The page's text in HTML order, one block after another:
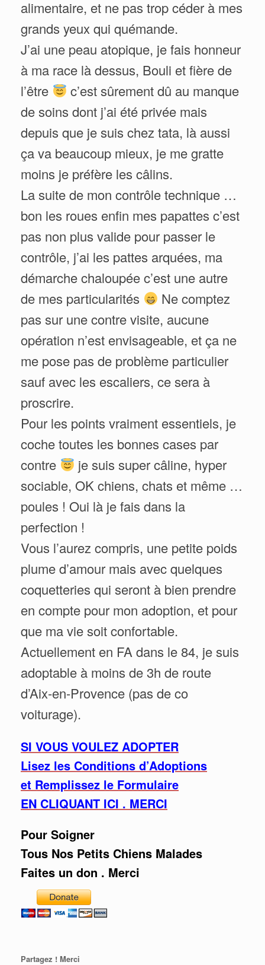
alimentaire, et ne pas trop céder à mes
grands yeux qui quémande.
J’ai une peau atopique, je fais honneur
à ma race là dessus, Bouli et fière de
l’être
c’est sûrement dû au manque
de soins dont j’ai été privée mais
depuis que je suis chez tata, là aussi
ça va beaucoup mieux, je me gratte
moins je préfère les câlins.
La suite de mon contrôle technique …
bon les roues enfin mes papattes c’est
pas non plus valide pour passer le
contrôle, j’ai les pattes arquées, ma
démarche chaloupée c’est une autre
de mes particularités
Ne comptez
pas sur une contre visite, aucune
opération n’est envisageable, et ça ne
me pose pas de problème particulier
sauf avec les escaliers, ce sera à
proscrire.
Pour les points vraiment essentiels, je
coche toutes les bonnes cases par
contre
je suis super câline, hyper
sociable, OK chiens, chats et même …
poules ! Oui là je fais dans la
perfection !
Vous l’aurez compris, une petite poids
plume d’amour mais avec quelques
coquetteries qui seront à bien prendre
en compte pour mon adoption, et pour
que ma vie soit confortable.
Actuellement en FA dans le 84, je suis
adoptable à moins de 3h de route
d’Aix-en-Provence (pas de co
voiturage).
SI VOUS VOULEZ ADOPTER
Lisez les Conditions d’Adoptions
et Remplissez le Formulaire
EN CLIQUANT ICI . MERCI
Pour Soigner
Tous Nos Petits Chiens Malades
Faites un don . Merci
Partagez ! Merci